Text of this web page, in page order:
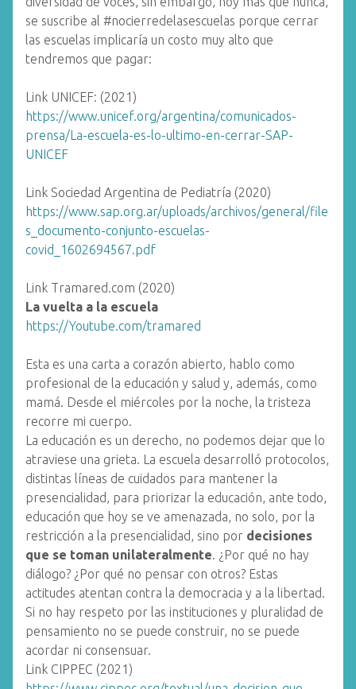
se suscribe al #nocierredelasescuelas porque cerrar
las escuelas implicaría un costo muy alto que
tendremos que pagar:
Link UNICEF: (2021)
https://www.unicef.org/argentina/comunicados-
prensa/La-escuela-es-lo-ultimo-en-cerrar-SAP-
UNICEF
Link Sociedad Argentina de Pediatría (2020)
https://www.sap.org.ar/uploads/archivos/general/file
s_documento-conjunto-escuelas-
covid_1602694567.pdf
Link Tramared.com (2020)
La vuelta a la escuela
https://Youtube.com/tramared
Esta es una carta a corazón abierto, hablo como
profesional de la educación y salud y, además, como
mamá. Desde el miércoles por la noche, la tristeza
recorre mi cuerpo.
La educación es un derecho, no podemos dejar que lo
atraviese una grieta. La escuela desarrolló protocolos,
distintas líneas de cuidados para mantener la
presencialidad, para priorizar la educación, ante todo,
educación que hoy se ve amenazada, no solo, por la
restricción a la presencialidad, sino por decisiones
que se toman unilateralmente. ¿Por qué no hay
diálogo? ¿Por qué no pensar con otros? Estas
actitudes atentan contra la democracia y a la libertad.
Si no hay respeto por las instituciones y pluralidad de
pensamiento no se puede construir, no se puede
acordar ni consensuar.
Link CIPPEC (2021)